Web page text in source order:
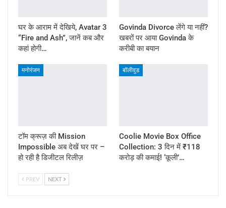
घर के आराम में देखिये, Avatar 3
“Fire and Ash”, जानें कब और
कहां होगी…
Govinda Divorce लेंगे या नहीं?
खबरों पर आया Govinda के
करीबी का बयान
मनोरंजन
टॉम क्रूज़ की Mission
Impossible अब देखें घर पर –
हो रही है डिजीटल रिलीज़
बॉलीवुड
Coolie Movie Box Office
Collection: 3 दिन में ₹118
करोड़ की कमाई! ‘कूली’…
PREV NEXT